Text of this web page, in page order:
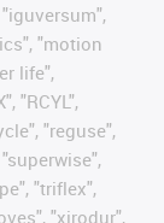
"motion
life",
"RCYL",
"reguse",
"triflex",
"xirodur",